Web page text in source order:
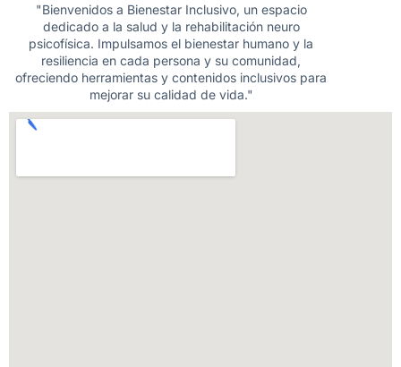
"Bienvenidos a Bienestar Inclusivo, un espacio
dedicado a la salud y la rehabilitación neuro
psicofísica. Impulsamos el bienestar humano y la
resiliencia en cada persona y su comunidad,
ofreciendo herramientas y contenidos inclusivos para
mejorar su calidad de vida."